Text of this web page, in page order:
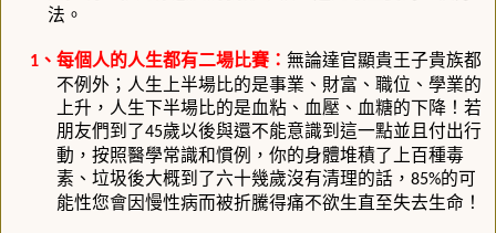
法。
1 、每個人的人生都有二場比賽： 無論達官顯貴王子貴族都
不例外；人生上半場比的是事業、財富、職位、學業的
上升，人生下半場比的是血粘、血壓、血糖的下降！若
朋友們到了45歲以後與還不能意識到這一點並且付出行
動，按照醫學常識和慣例，你的身體堆積了上百種毒
素、垃圾後大概到了六十幾歲沒有清理的話， 85%的可
能性您會因慢性病而被折騰得痛不欲生直至失去生命！